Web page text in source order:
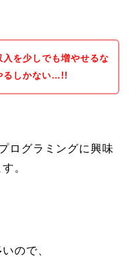
を少しでも増やせるな
るしかない…!!
ログラミングに興味
。
ので、